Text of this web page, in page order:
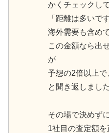
かくチェックして
「距離は多いで
海外需要も含めて
この金額なら出
が
予想の2倍以上で
と聞き返しました
その場で決めずに
1社目の査定額